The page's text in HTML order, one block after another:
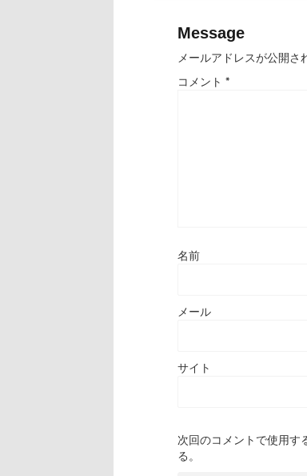
Message
メールアドレスが公開さ
コメント *
名前
メール
サイト
次回のコメントで使用す
る。